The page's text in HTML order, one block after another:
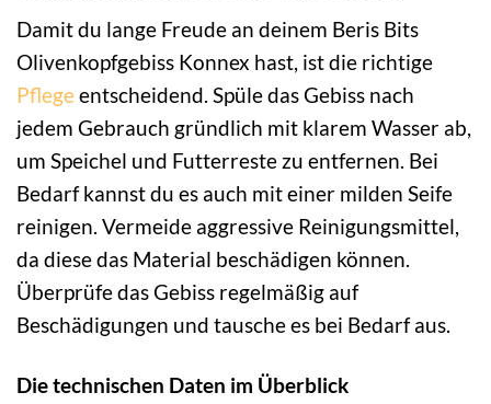
Damit du lange Freude an deinem Beris Bits
Olivenkopfgebiss Konnex hast, ist die richtige
Pflegeentscheidend. Spüle das Gebiss nach
jedem Gebrauch gründlich mit klarem Wasser ab,
um Speichel und Futterreste zu entfernen. Bei
Bedarf kannst du es auch mit einer milden Seife
reinigen. Vermeide aggressive Reinigungsmittel,
da diese das Material beschädigen können.
Überprüfe das Gebiss regelmäßig auf
Beschädigungen und tausche es bei Bedarf aus.
Die technischen Daten im Überblick